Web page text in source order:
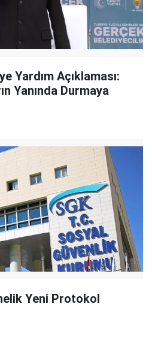
Yardım Açıklaması:
Yanında Durmaya
Yeni Protokol